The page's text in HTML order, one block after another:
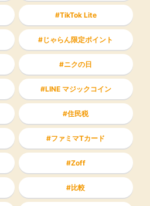
TikTok Lite
じゃらん限定ポイント
ニクの日
LINE マジックコイン
住民税
ファミマTカード
Zoff
比較